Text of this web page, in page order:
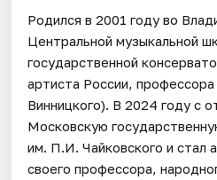
Родился в 2001 году во
Центральной музыкальной
государственной
артиста России,
Винницкого). В 2024 году с
Московскую
им. П.И. Чайковского и стал
своего профессора,